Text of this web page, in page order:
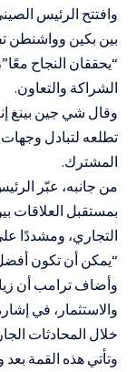
وافتتح الرئيس
بين بكين وواشنطن
“يحققان النجاح
الشراكة والتعاون.
وقال شي جين بينغ
تطلعه لتبادل وجهات
المشترك.
من جانبه، عبّر
بمستقبل العلاقات
التجاري، ومشددًا
“يمكن أن تكون
وأضاف ترامب أن
والاستثمار، في
خلال المحادثات